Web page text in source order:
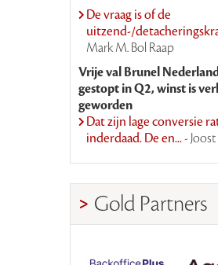
De vraag is of de
uitzend-/
Mark M. Bol Raap
Vrije val Brunel
gestopt in Q2, winst is
geworden
Dat zijn lage conversie
inderdaad. De en...-
Gold Partners